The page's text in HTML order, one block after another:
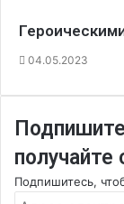
04.05.2023
Подпишитесь,
Адрес